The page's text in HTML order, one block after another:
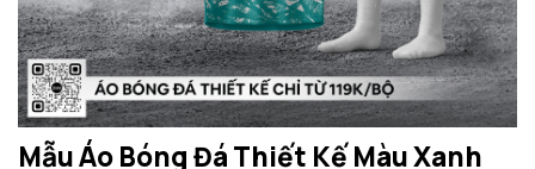
Mẫu Áo Bóng Đá Thiết Kế Màu Xanh